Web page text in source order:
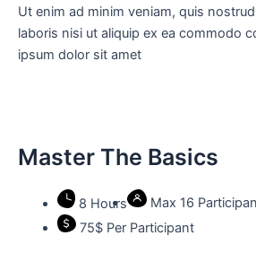
Ut enim ad minim veniam, quis
laboris nisi ut aliquip ex ea commodo
ipsum dolor sit amet
Master The Basics
8 Hours
Max 16
75$ Per Participant